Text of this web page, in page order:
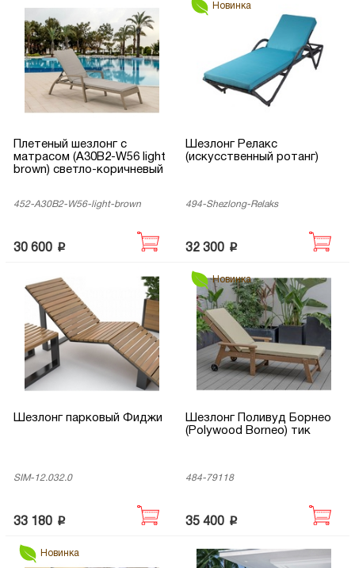
Плетеный шезлонг с
матрасом (A30B2-W56 light
brown) светло-коричневый
452-A30B2-W56-light-brown
30 600 p
Новинка
Шезлонг Релакс
(искусственный ротанг)
494-Shezlong-Relaks
32 300 p
Шезлонг парковый Фиджи
SIM-12.032.0
33 180 p
Новинка
Шезлонг Поливуд Борнео
(Polywood Borneo) тик
484-79118
35 400 p
Новинка